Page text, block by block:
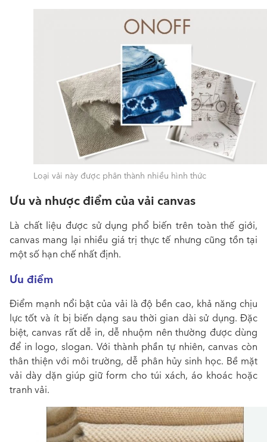
Loại vải này được phân thành nhiều hình thức
Ưu và nhược điểm của vải canvas
Là chất liệu được sử dụng phổ biến trên toàn thế giới,
canvas mang lại nhiều giá trị thực tế nhưng cũng tồn tại
một số hạn chế nhất định.
Ưu điểm
Điểm mạnh nổi bật của vải là độ bền cao, khả năng chịu
lực tốt và ít bị biến dạng sau thời gian dài sử dụng. Đặc
biệt, canvas rất dễ in, dễ nhuộm nên thường được dùng
để in logo, slogan. Với thành phần tự nhiên, canvas còn
thân thiện với môi trường, dễ phân hủy sinh học. Bề mặt
vải dày dặn giúp giữ form cho túi xách, áo khoác hoặc
tranh vải.